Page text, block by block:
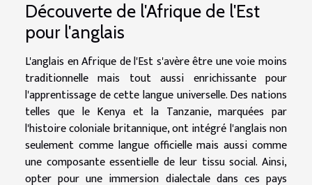
Découverte de l'Afrique de l'Est
pour l'anglais
L'anglais en Afrique de l'Est s'avère être une voie moins
traditionnelle mais tout aussi enrichissante pour
l'apprentissage de cette langue universelle. Des nations
telles que le Kenya et la Tanzanie, marquées par
l'histoire coloniale britannique, ont intégré l'anglais non
seulement comme langue officielle mais aussi comme
une composante essentielle de leur tissu social. Ainsi,
opter pour une immersion dialectale dans ces pays